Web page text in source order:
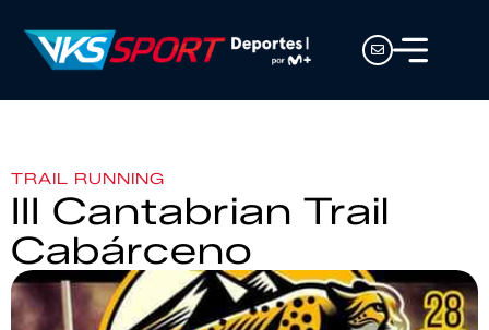
TRAIL RUNNING
III Cantabrian Trail
Cabárceno